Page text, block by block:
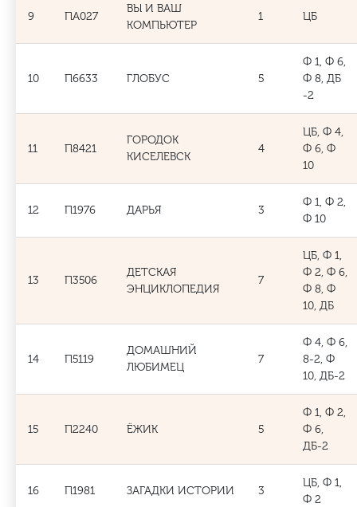
9 ПА027
ВЫ И ВАШ
КОМПЬЮТЕР
1 ЦБ
10 П6633 ГЛОБУС 5
Ф 1, Ф 6,
Ф 8, ДБ
-2
11 П8421
ГОРОДОК
КИСЕЛЕВСК
4
ЦБ, Ф 4,
Ф 6, Ф
10
12 П1976 ДАРЬЯ 3
Ф 1, Ф 2,
Ф 10
13 П3506
ДЕТСКАЯ
ЭНЦИКЛОПЕДИЯ
7
ЦБ, Ф 1,
Ф 2, Ф 6,
Ф 8, Ф
10, ДБ
14 П5119
ДОМАШНИЙ
ЛЮБИМЕЦ
7
Ф 4, Ф 6,
8-2, Ф
10, ДБ-2
15 П2240 ЁЖИК 5
Ф 1, Ф 2,
Ф 6,
ДБ-2
16 П1981 ЗАГАДКИ ИСТОРИИ 3
ЦБ, Ф 1,
Ф 2